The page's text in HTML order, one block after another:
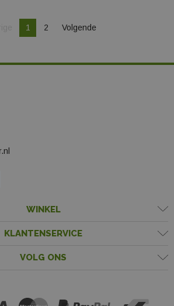
Je bent op pagina
1 2 VolgendePagina
WINKEL
KLANTENSERVICE
VOLG ONS